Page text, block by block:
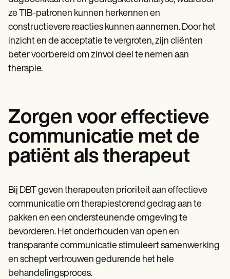
ze TIB-patronen kunnen herkennen en
constructievere reacties kunnen aannemen. Door het
inzicht en de acceptatie te vergroten, zijn cliënten
beter voorbereid om zinvol deel te nemen aan
therapie.
Zorgen voor effectieve
communicatie met de
patiënt als therapeut
Bij DBT geven therapeuten prioriteit aan effectieve
communicatie om therapiestorend gedrag aan te
pakken en een ondersteunende omgeving te
bevorderen. Het onderhouden van open en
transparante communicatie stimuleert samenwerking
en schept vertrouwen gedurende het hele
behandelingsproces.